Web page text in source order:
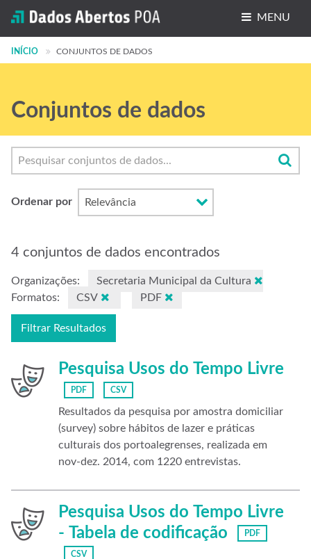
MENU
Conjuntos de dados
Grupos
Sobre
INÍCIO CONJUNTOS DE DADOS
Conjuntos de dados
Ordenar por
4 conjuntos de dados encontrados
Organizações:
Secretaria Municipal da Cultura
Formatos:
CSV PDF
Filtrar Resultados
Pesquisa Usos do Tempo Livre
PDF CSV
Resultados da pesquisa por amostra domiciliar
(survey) sobre hábitos de lazer e práticas
culturais dos portoalegrenses, realizada em
nov-dez. 2014, com 1220 entrevistas.
Pesquisa Usos do Tempo Livre
- Tabela de codificação
PDF
CSV